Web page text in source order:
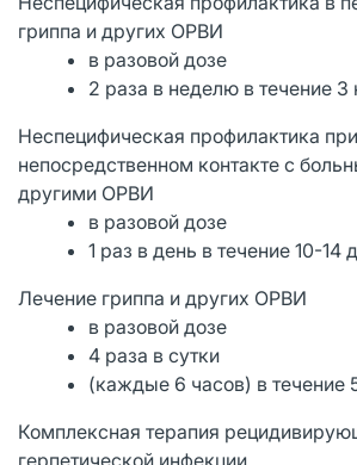
гриппа и других ОРВИ
в разовой дозе
2 раза в неделю в течение 3
Неспецифическая профилактика при
непосредственном контакте с
другими ОРВИ
в разовой дозе
1 раз в день в течение 10-14
Лечение гриппа и других ОРВИ
в разовой дозе
4 раза в сутки
(каждые 6 часов) в течение
Комплексная терапия
герпетической инфекции